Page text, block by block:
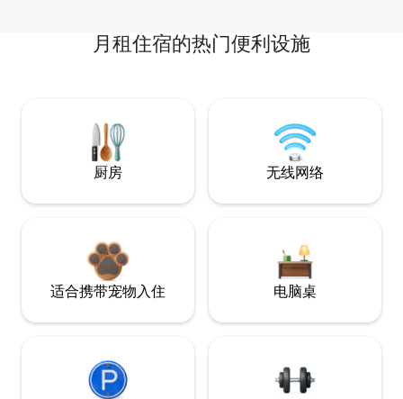
月租住宿的热门便利设施
厨房 无线网络
适合携带宠物入住 电脑桌